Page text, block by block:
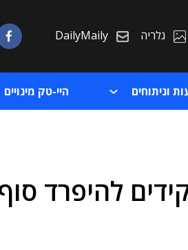
גלריה DailyMaily
וניתוחים היי-טק מינויים
להיפרד